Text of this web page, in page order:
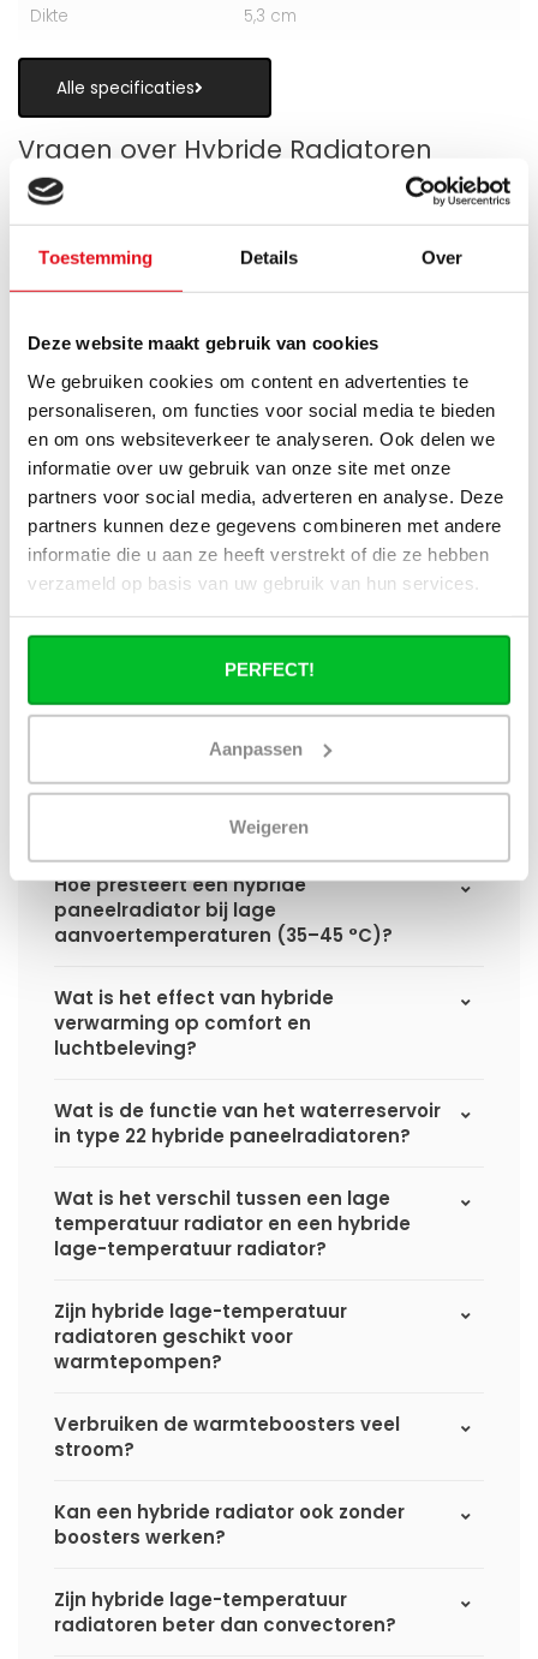
Toestemming Details Over
Deze website maakt gebruik van cookies
We gebruiken cookies om content en advertenties te
personaliseren, om functies voor social media te bieden
en om ons websiteverkeer te analyseren. Ook delen we
informatie over uw gebruik van onze site met onze
partners voor social media, adverteren en analyse. Deze
partners kunnen deze gegevens combineren met andere
informatie die u aan ze heeft verstrekt of die ze hebben
verzameld op basis van uw gebruik van hun services.
PERFECT!
Aanpassen
Weigeren
Dikte 5,3 cm
Alle specificaties
Vragen over Hybride Radiatoren
als alternatief voor vloerverwarming?
Wanneer zijn de warmteboosters het
meest nuttig?
Wat is technisch gezien een hybride
paneelradiator?
Hoe verschilt de warmteafgifte van een
hybride paneelradiator ten opzichte van
een standaard paneelradiator?
Wat is het voordeel van geïntegreerde
warmteboosters ten opzichte van losse
radiatorventilatoren?
Waarom is een hybride paneelradiator
technisch geen convector?
Hoe presteert een hybride
paneelradiator bij lage
aanvoertemperaturen (35–45 °C)?
Wat is het effect van hybride
verwarming op comfort en
luchtbeleving?
Wat is de functie van het waterreservoir
in type 22 hybride paneelradiatoren?
Wat is het verschil tussen een lage
temperatuur radiator en een hybride
lage-temperatuur radiator?
Zijn hybride lage-temperatuur
radiatoren geschikt voor
warmtepompen?
Verbruiken de warmteboosters veel
stroom?
Kan een hybride radiator ook zonder
boosters werken?
Zijn hybride lage-temperatuur
radiatoren beter dan convectoren?